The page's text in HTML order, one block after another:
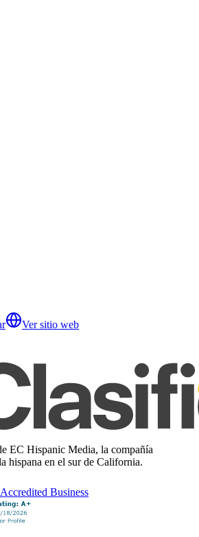
Ver sitio web
EC Hispanic Media, la compañía
hispana en el sur de California.
Business